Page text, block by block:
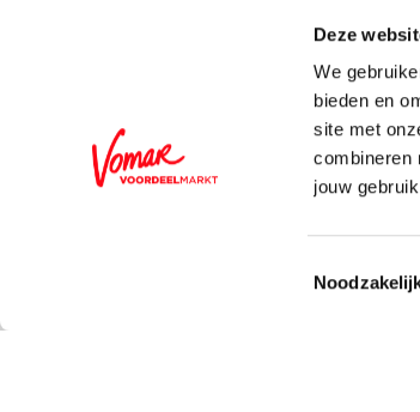
Deze
We
bieden en
site met
combineren
jouw
Werken bij Vomar